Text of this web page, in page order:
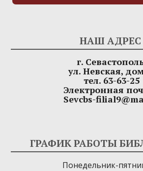
НАШ АДРЕС
г.
ул. Невская,
тел. 63-63-25
Электронная
Sevcbs-
ГРАФИК РАБОТЫ
Понедельник-